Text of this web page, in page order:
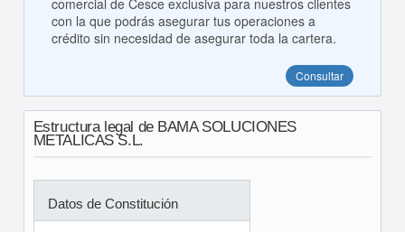
comercial de Cesce exclusiva para nuestros clientes
con la que podrás asegurar tus operaciones a
crédito sin necesidad de asegurar toda la cartera.
Consultar
Estructura legal de BAMA SOLUCIONES
METALICAS S.L.
Datos de Constitución